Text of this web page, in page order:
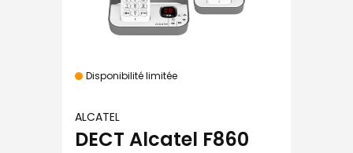
Disponibilité limitée
ALCATEL
DECT Alcatel F860